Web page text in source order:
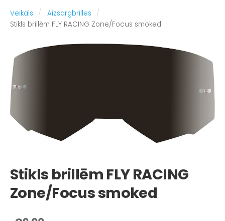
Veikals
Aizsargbrilles
Stikls brillēm FLY RACING Zone/Focus smoked
Stikls brillēm FLY RACING
Zone/Focus smoked